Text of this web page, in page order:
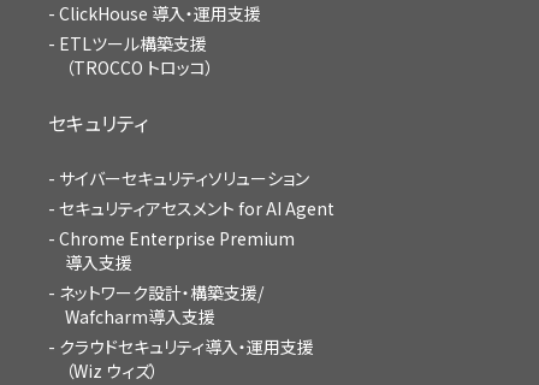
ClickHouse 導入・運用支援
ETLツール構築支援
（TROCCO トロッコ）
セキュリティ
サイバーセキュリティソリューション
セキュリティアセスメント for AI Agent
Chrome Enterprise Premium
導入支援
ネットワーク設計・構築支援/
Wafcharm導入支援
クラウドセキュリティ導入・運用支援
（Wiz ウィズ）